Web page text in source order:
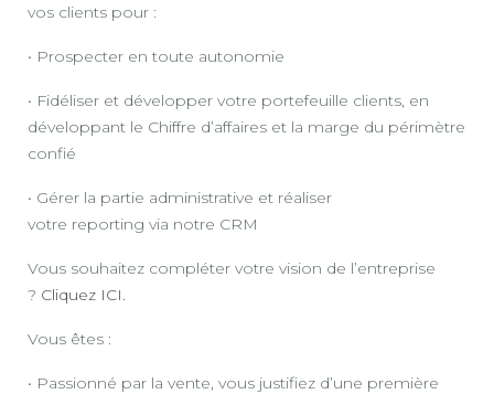
vos clients pour :
• Prospecter en toute autonomie
• Fidéliser et développer votre portefeuille clients, en
développant le Chiffre d’affaires et la marge du périmètre
confié
• Gérer la partie administrative et réaliser
votre reporting via notre CRM
Vous souhaitez compléter votre vision de l’entreprise
? Cliquez ICI.
Vous êtes :
• Passionné par la vente, vous justifiez d’une première